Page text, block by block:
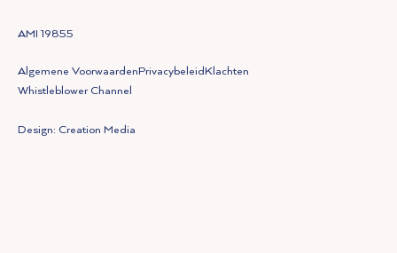
AMI 19855
Algemene VoorwaardenPrivacybeleidKlachten
Whistleblower Channel
Design: Creation Media